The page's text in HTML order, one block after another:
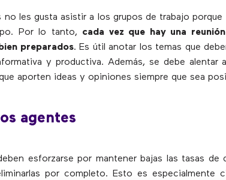
no les gusta asistir a los grupos de trabajo porque
Por lo tanto, cada vez que hay una
preparados. Es útil anotar los temas que
y productiva. Además, se debe alentar
aporten ideas y opiniones siempre que sea
agentes
esforzarse por mantener bajas las tasas de
por completo. Esto es especialmente